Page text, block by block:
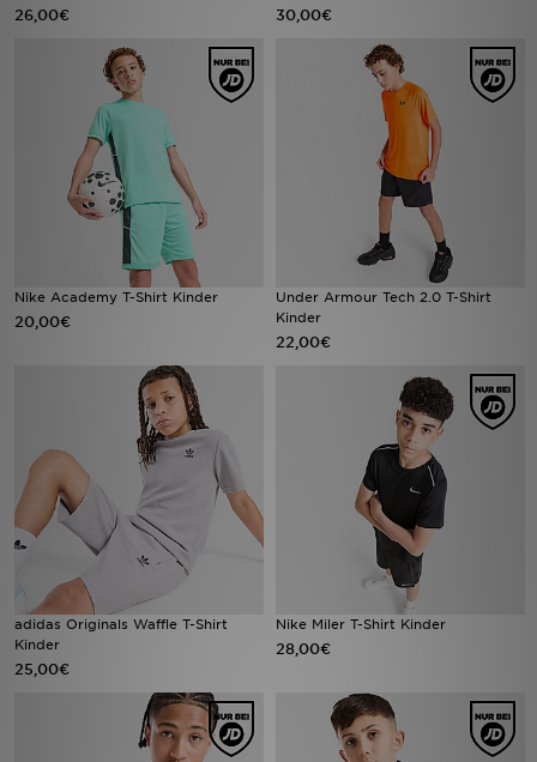
26,00€ 30,00€
Nike Academy T-Shirt Kinder
20,00€
Under Armour Tech 2.0 T-Shirt
Kinder
22,00€
adidas Originals Waffle T-Shirt
Kinder
25,00€
Nike Miler T-Shirt Kinder
28,00€
Filialfinder
Hilfe & Kontakt
Geschenkgutschein
Blog